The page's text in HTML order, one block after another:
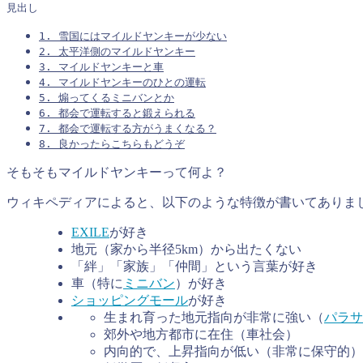
見出し
1.
雪国にはマイルドヤンキーが少ない
2.
太平洋側のマイルドヤンキー
3.
マイルドヤンキーと車
4.
マイルドヤンキーのひとの運転
5.
煽ってくるミニバンとか
6.
都会で運転すると鍛えられる
7.
都会で運転する方がうまくなる？
8.
良かったらこちらもどうぞ
そもそもマイルドヤンキーって何よ？
ウィキペディアによると、以下のような特徴が書いてありま
EXILEが好き
地元（家から半径5km）から出たくない
「絆」「家族」「仲間」という言葉が好き
車（特に ミニバン）が好き
ショッピングモールが好き
生まれ育った地元指向が非常に強い（パラ
郊外や地方都市に在住（車社会）
内向的で、上昇指向が低い（非常に保守的）